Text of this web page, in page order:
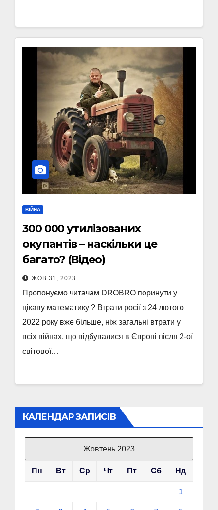
ВІЙНА
300 000 утилізованих
окупантів – наскільки це
багато? (Відео)
ЖОВ 31, 2023
Пропонуємо читачам DROBRO поринути у
цікаву математику ? Втрати росії з 24 лютого
2022 року вже більше, ніж загальні втрати у
всіх війнах, що відбувалися в Європі після 2-ої
світової…
КАЛЕНДАР ЗАПИСІВ
Жовтень 2023
Пн Вт Ср Чт Пт Сб Нд
1